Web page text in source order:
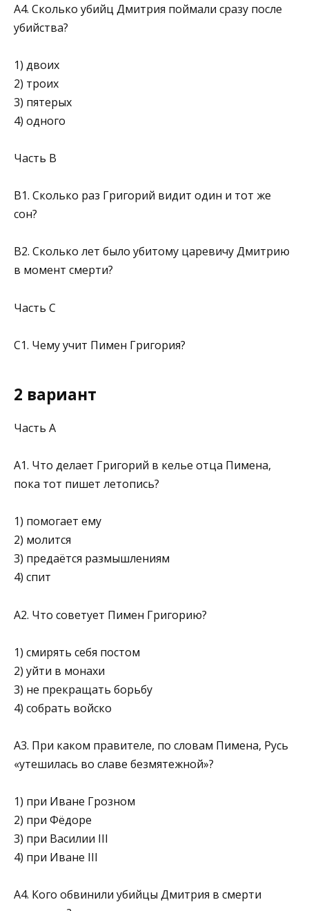
А4. Сколько убийц Дмитрия поймали сразу после
убийства?
1) двоих
2) троих
3) пятерых
4) одного
Часть В
В1. Сколько раз Григорий видит один и тот же
сон?
В2. Сколько лет было убитому царевичу Дмитрию
в мо­мент смерти?
Часть С
С1. Чему учит Пимен Григория?
2 вариант
Часть А
А1. Что делает Григорий в келье отца Пимена,
пока тот пишет летопись?
1) помогает ему
2) молится
3) предаётся размышлениям
4) спит
А2. Что советует Пимен Григорию?
1) смирять себя постом
2) уйти в монахи
3) не прекращать борьбу
4) собрать войско
А3. При каком правителе, по словам Пимена, Русь
«уте­шилась во славе безмятежной»?
1) при Иване Грозном
2) при Фёдоре
3) при Василии III
4) при Иване III
А4. Кого обвинили убийцы Дмитрия в смерти